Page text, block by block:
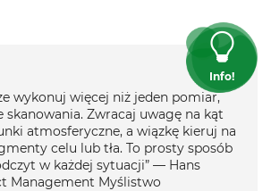
Info!
wykonuj więcej niż jeden pomiar,
skanowania. Zwracaj uwagę na kąt
atmosferyczne, a wiązkę kieruj na
celu lub tła. To prosty sposób
w każdej sytuacji” — Hans
Management Myślistwo